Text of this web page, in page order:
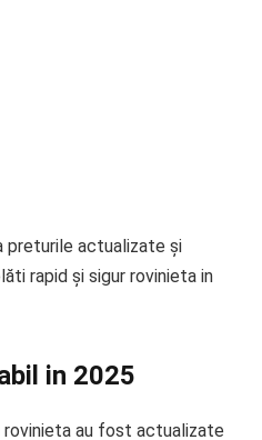
preturile actualizate și
rapid și sigur rovinieta in
in 2025
au fost actualizate